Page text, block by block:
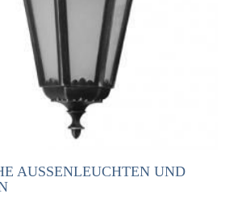
AUSSENLEUCHTEN UND W